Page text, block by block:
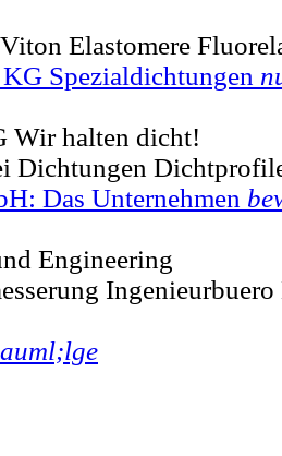
Elastomere
Spezialdichtungen
Wir halten dicht!
Dichtungen
Das Unternehmen
Engineering